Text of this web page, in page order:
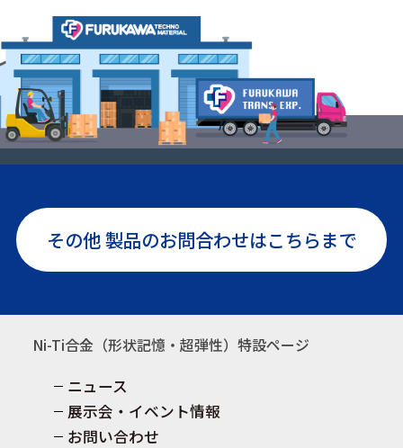
その他 製品のお問合わせはこちらまで
Ni-Ti合金（形状記憶・超弾性）特設ページ
ニュース
展示会・イベント情報
お問い合わせ